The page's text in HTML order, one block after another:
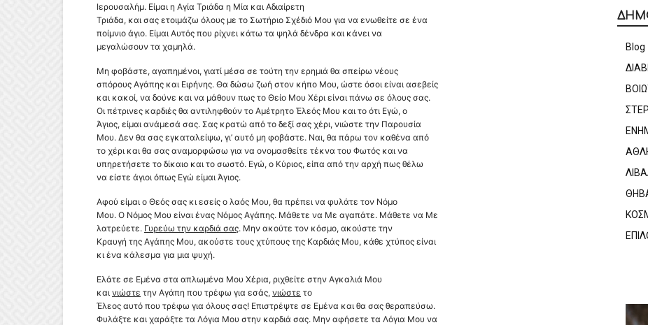
Ιερουσαλήμ. Είμαι η Αγία Τριάδα η Μία και Αδιαίρετη
Τριάδα, και σας ετοιμάζω όλους με το Σωτήριο Σχέδιό Μου για να ενωθείτε σε ένα
ποίμνιο άγιο. Είμαι Αυτός που ρίχνει κάτω τα ψηλά δένδρα και κάνει να
μεγαλώσουν τα χαμηλά.
Μη φοβάστε, αγαπημένοι, γιατί μέσα σε τούτη την ερημιά θα σπείρω νέους
σπόρους Αγάπης και Ειρήνης. Θα δώσω ζωή στον κήπο Μου, ώστε όσοι είναι ασεβείς
και κακοί, να δούνε και να μάθουν πως το Θείο Μου Χέρι είναι πάνω σε όλους σας.
Oι πέτρινες καρδιές θα αντιληφθούν το Αμέτρητο Έλεός Μου και το ότι Εγώ, ο
Άγιος, είμαι ανάμεσά σας. Σας κρατώ από το δεξί σας χέρι, νιώστε την Παρουσία
Μου. Δεν θα σας εγκαταλείψω, γι’ αυτό μη φοβάστε. Ναι, θα πάρω τον καθένα από
το χέρι και θα σας αναμορφώσω για να ονομασθείτε τέκνα του Φωτός και να
υπηρετήσετε το δίκαιο και το σωστό. Εγώ, ο Κύριος, είπα από την αρχή πως θέλω
να είστε άγιοι όπως Εγώ είμαι Άγιος.
Αφού είμαι ο Θεός σας κι εσείς ο λαός Μου, θα πρέπει να φυλάτε τον Νόμο
Μου. O Νόμος Μου είναι ένας Νόμος Αγάπης. Μάθετε να Με αγαπάτε. Μάθετε να Με
λατρεύετε. Γυρεύω την καρδιά σας. Μην ακούτε τον κόσμο, ακούστε την
Κραυγή της Αγάπης Μου, ακούστε τους χτύπους της Καρδιάς Μου, κάθε χτύπος είναι
κι ένα κάλεσμα για μια ψυχή.
Ελάτε σε Εμένα στα απλωμένα Μου Χέρια, ριχθείτε στην Αγκαλιά Μου
και νιώστε την Αγάπη που τρέφω για εσάς, νιώστε το
Έλεος αυτό που τρέφω για όλους σας! Επιστρέψτε σε Εμένα και θα σας θεραπεύσω.
Φυλάξτε και χαράξτε τα Λόγια Μου στην καρδιά σας. Μην αφήσετε τα Λόγια Μου να
Blog